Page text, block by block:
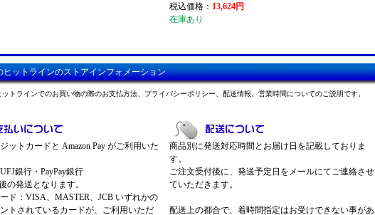
税込価格： 13,624円
在庫あり
ヒットラインのストアインフォメーション
トラインでのお買い物の際のお支払方法、プライバシーポリシー、配送情報、営業時間についてのご説明です。
ットカードと Amazon Pay がご利用いた
銀行・PayPay銀行
の発送となります。
ド：VISA、MASTER、JCB いずれかの
トされているカードが、ご利用いただ
商品別に発送対応時間とお届け日を記載しておりま
す。
ご注文受付後に、発送予定日をメールにてご連絡させ
ていただきます。
配送上の都合で、着時間指定はお受けできない事があ